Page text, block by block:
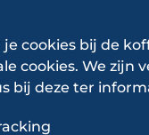
maakt het
maar ook
cookies bij de
cookies. We zijn
bij deze ter